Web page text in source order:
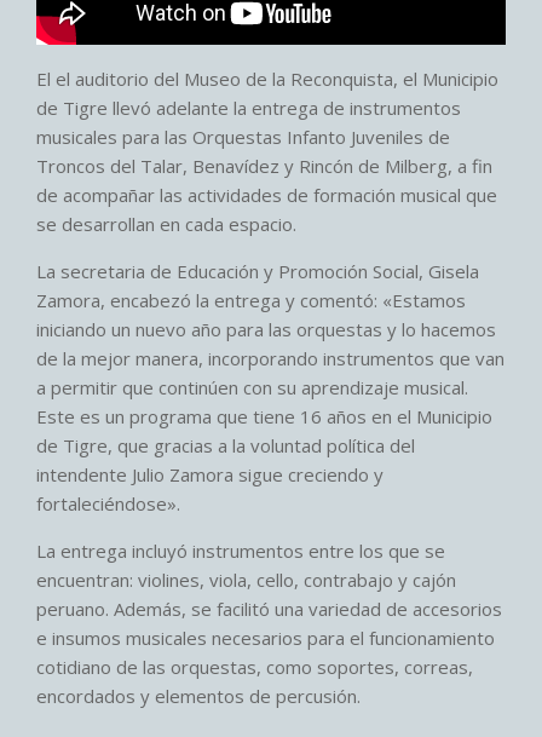
El el auditorio del Museo de la Reconquista, el Municipio
de Tigre llevó adelante la entrega de instrumentos
musicales para las Orquestas Infanto Juveniles de
Troncos del Talar, Benavídez y Rincón de Milberg, a fin
de acompañar las actividades de formación musical que
se desarrollan en cada espacio.
La secretaria de Educación y Promoción Social, Gisela
Zamora, encabezó la entrega y comentó: «Estamos
iniciando un nuevo año para las orquestas y lo hacemos
de la mejor manera, incorporando instrumentos que van
a permitir que continúen con su aprendizaje musical.
Este es un programa que tiene 16 años en el Municipio
de Tigre, que gracias a la voluntad política del
intendente Julio Zamora sigue creciendo y
fortaleciéndose».
La entrega incluyó instrumentos entre los que se
encuentran: violines, viola, cello, contrabajo y cajón
peruano. Además, se facilitó una variedad de accesorios
e insumos musicales necesarios para el funcionamiento
cotidiano de las orquestas, como soportes, correas,
encordados y elementos de percusión.